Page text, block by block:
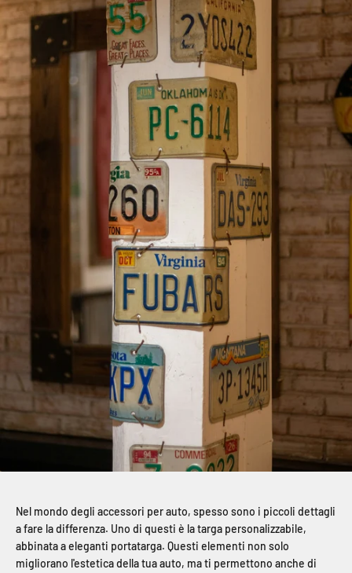
Nel mondo degli accessori per auto, spesso sono i piccoli dettagli
a fare la differenza. Uno di questi è la targa personalizzabile,
abbinata a eleganti portatarga. Questi elementi non solo
migliorano l'estetica della tua auto, ma ti permettono anche di